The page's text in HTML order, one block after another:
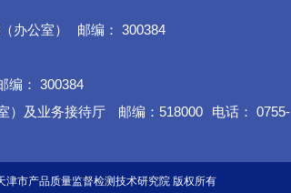
办公室）
邮编： 300384
编： 300384
）及业务接待厅
邮编：518000
电话： 0755-
市产品质量监督检测技术研究院 版权所有